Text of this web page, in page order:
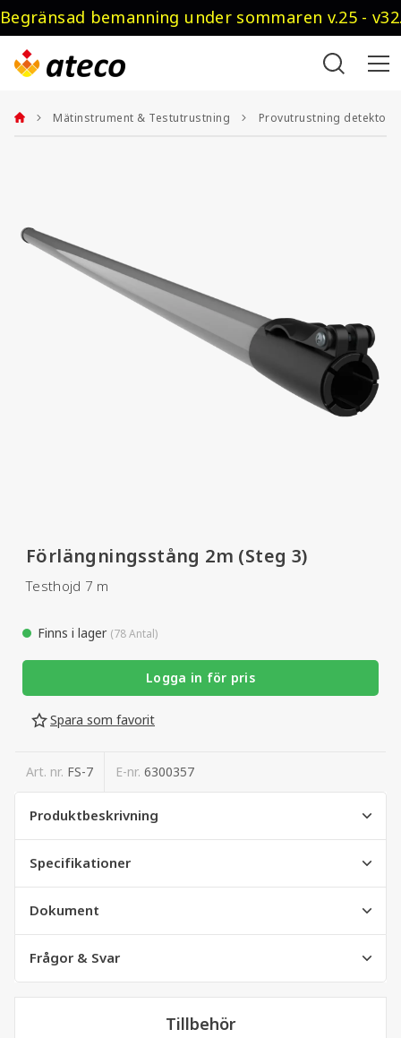
Begränsad bemanning under sommaren v.25 -
Mätinstrument & Testutrustning Provutrustning
Förlängningsstång 2m (Steg 3)
Testhojd 7 m
Finns i lager (78 Antal)
Logga in för pris
Spara som favorit
Art. nr. FS-7 E-nr. 6300357
Produktbeskrivning
Specifikationer
Dokument
Frågor & Svar
Tillbehör